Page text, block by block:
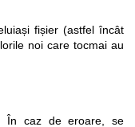
fișier (astfel încât
noi care tocmai au
În caz de eroare, se